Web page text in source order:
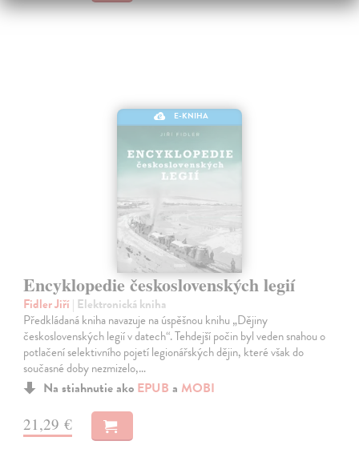
E-KNIHA
Encyklopedie československých legií
Fidler Jiří | Elektronická kniha
Předkládaná kniha navazuje na úspěšnou knihu „Dějiny
československých legií v datech“. Tehdejší počin byl veden snahou o
potlačení selektivního pojetí legionářských dějin, které však do
současné doby nezmizelo,…
Na stiahnutie ako EPUB a MOBI
21,29 €